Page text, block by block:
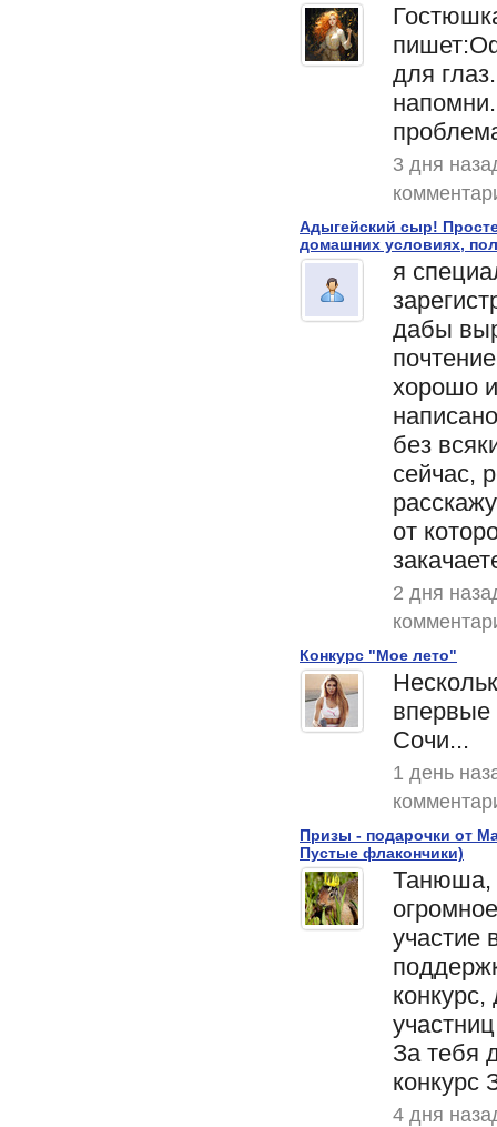
для
3 дня
Адыгейский сыр!
домашних условиях,
я
дабы
почтение
хорошо
написано
без
сейчас,
от
2 дня
Конкурс "Мое лето"
впервые
Сочи...
1 день
Призы - подарочки от
Пустые флакончики)
Танюша,
участие
конкурс,
участниц
За тебя
4 дня